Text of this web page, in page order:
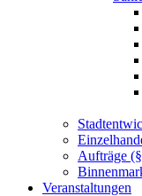
Aufträge
Veranstaltungen